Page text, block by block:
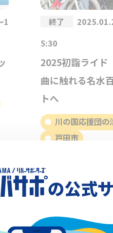
1
終了
5:30
2025初詣ライ
曲に触れる名水
トへ
川の国応援団の
戸田市
の公式